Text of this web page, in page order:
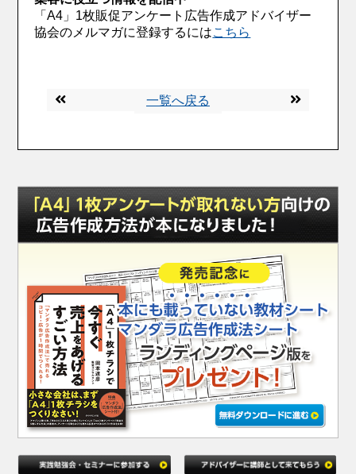
「A4」1枚販促アンケート広告作成アドバイザー
協会のメルマガに登録するにはこちら
一覧へ戻る